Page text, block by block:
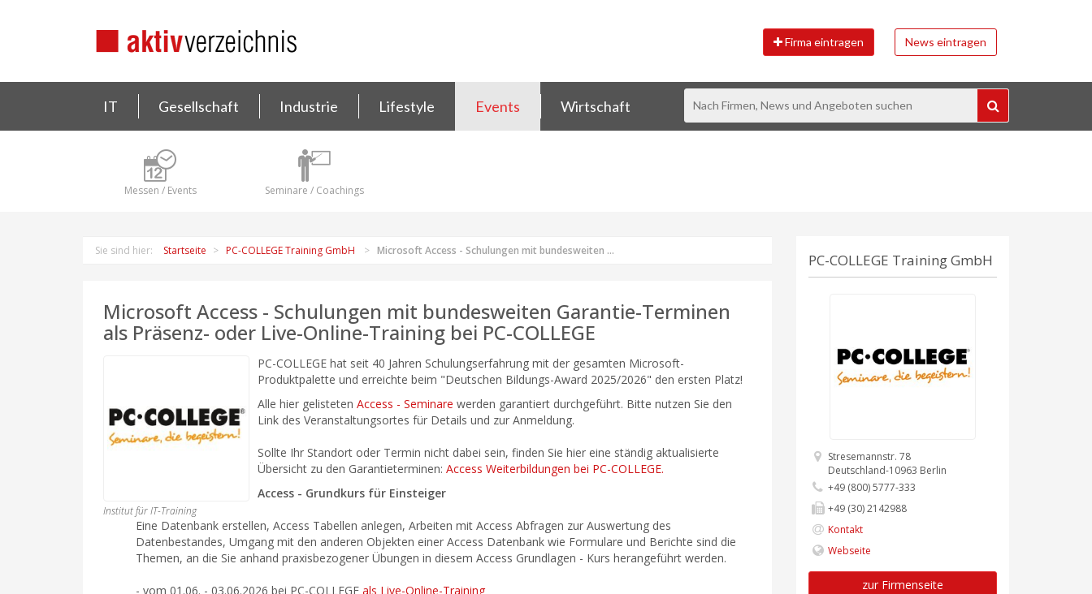
Firma eintragen News eintragen
IT Gesellschaft Industrie Lifestyle Events Wirtschaft
Messen / Events Seminare / Coachings
Sie sind hier: Startseite PC-COLLEGE Training GmbH Microsoft Access - Schulungen mit bundesweiten ...
Microsoft Access - Schulungen mit bundesweiten Garantie-Terminen
als Präsenz- oder Live-Online-Training bei PC-COLLEGE
Institut für IT-Training
PC-COLLEGE hat seit 40 Jahren Schulungserfahrung mit der gesamten Microsoft-
Produktpalette und erreichte beim "Deutschen Bildungs-Award 2025/2026" den ersten Platz!
Alle hier gelisteten Access - Seminare werden garantiert durchgeführt. Bitte nutzen Sie den
Link des Veranstaltungsortes für Details und zur Anmeldung.
Sollte Ihr Standort oder Termin nicht dabei sein, finden Sie hier eine ständig aktualisierte
Übersicht zu den Garantieterminen: Access Weiterbildungen bei PC-COLLEGE.
Access - Grundkurs für Einsteiger
Eine Datenbank erstellen, Access Tabellen anlegen, Arbeiten mit Access Abfragen zur Auswertung des
Datenbestandes, Umgang mit den anderen Objekten einer Access Datenbank wie Formulare und Berichte sind die
Themen, an die Sie anhand praxisbezogener Übungen in diesem Access Grundlagen - Kurs herangeführt werden.
- vom 01.06. - 03.06.2026 bei PC-COLLEGE als Live-Online-Training
PC-COLLEGE Training GmbH
Stresemannstr. 78
Deutschland-10963 Berlin
+49 (800) 5777-333
+49 (30) 2142988
Kontakt
Webseite
zur Firmenseite